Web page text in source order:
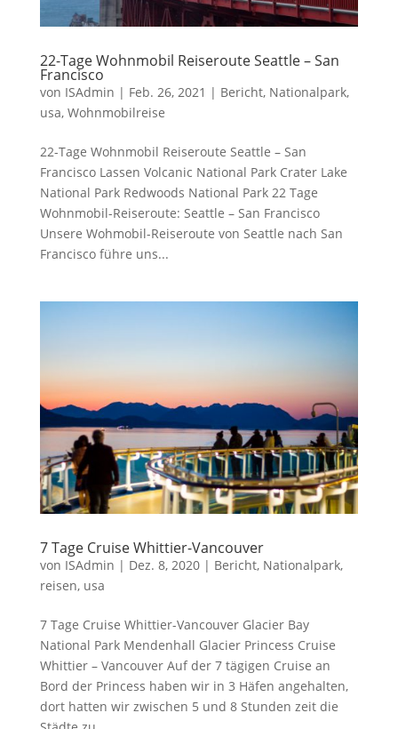
22-Tage Wohnmobil Reiseroute Seattle – San
Francisco
von ISAdmin | Feb. 26, 2021 | Bericht, Nationalpark,
usa, Wohnmobilreise
22-Tage Wohnmobil Reiseroute Seattle – San
Francisco Lassen Volcanic National Park Crater Lake
National Park Redwoods National Park 22 Tage
Wohnmobil-Reiseroute: Seattle – San Francisco
Unsere Wohmobil-Reiseroute von Seattle nach San
Francisco führe uns...
7 Tage Cruise Whittier-Vancouver
von ISAdmin | Dez. 8, 2020| Bericht, Nationalpark,
reisen, usa
7 Tage Cruise Whittier-Vancouver Glacier Bay
National Park Mendenhall Glacier Princess Cruise
Whittier – Vancouver Auf der 7 tägigen Cruise an
Bord der Princess haben wir in 3 Häfen angehalten,
dort hatten wir zwischen 5 und 8 Stunden zeit die